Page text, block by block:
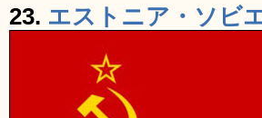
23. エストニア・ソビ